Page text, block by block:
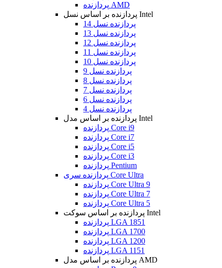
پردازنده AMD
پردازنده بر اساس نسل Intel
پردازنده نسل 14
پردازنده نسل 13
پردازنده نسل 12
پردازنده نسل 11
پردازنده نسل 10
پردازنده نسل 9
پردازنده نسل 8
پردازنده نسل 7
پردازنده نسل 6
پردازنده نسل 4
پردازنده بر اساس مدل Intel
پردازنده Core i9
پردازنده Core i7
پردازنده Core i5
پردازنده Core i3
پردازنده Pentium
پردازنده سری Core Ultra
پردازنده Core Ultra 9
پردازنده Core Ultra 7
پردازنده Core Ultra 5
پردازنده بر اساس سوکت Intel
پردازنده LGA 1851
پردازنده LGA 1700
پردازنده LGA 1200
پردازنده LGA 1151
پردازنده بر اساس مدل AMD